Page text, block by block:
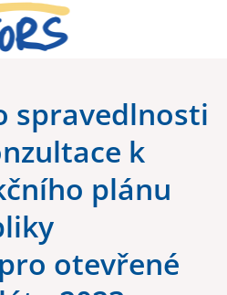
spravedlnosti
k
plánu
otevřené